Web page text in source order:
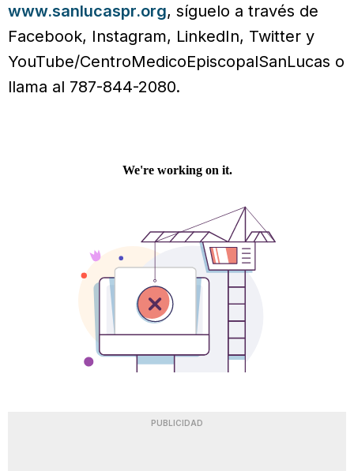
www.sanlucaspr.org, síguelo a través de
Facebook, Instagram, LinkedIn, Twitter y
YouTube/CentroMedicoEpiscopalSanLucas o
llama al 787-844-2080.
PUBLICIDAD